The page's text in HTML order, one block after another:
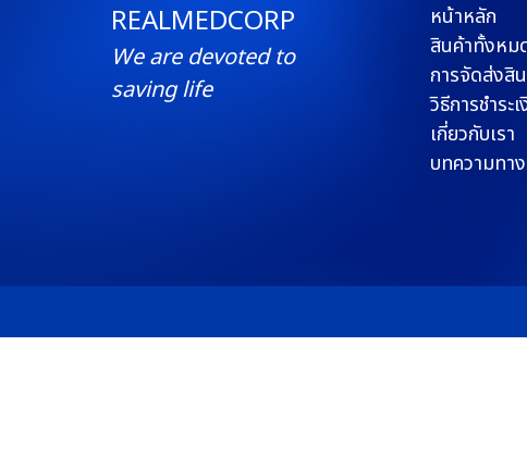
REALMEDCORP
We are devoted to
saving life
หน้าหลัก
สินค้าทั้งหม
การจัดส่งสิ
วิธีการชำระเ
เกี่ยวกับเรา
บทความทา